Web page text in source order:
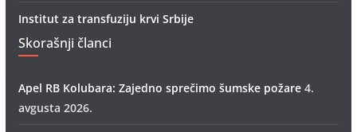
Institut za transfuziju krvi Srbije
Skorašnji članci
Apel RB Kolubara: Zajedno sprečimo šumske požare 4.
avgusta 2026.